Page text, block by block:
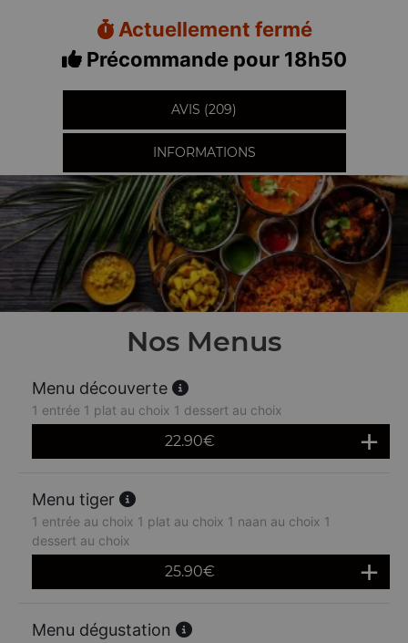
Actuellement fermé
Précommande pour 18h50
AVIS (209)
INFORMATIONS
Nos Menus
Menu découverte
1 entrée 1 plat au choix 1 dessert au choix
22.90€
Menu tiger
1 entrée au choix 1 plat au choix 1 naan au choix 1
dessert au choix
25.90€
Menu dégustation